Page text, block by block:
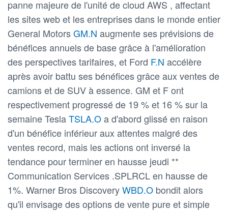
panne majeure de l'unité de cloud AWS , affectant
les sites web et les entreprises dans le monde entier
General MotorsGM.N augmente ses prévisions de
bénéfices annuels de base grâce à l'amélioration
des perspectives tarifaires, et Ford F.N accélère
après avoir battu ses bénéfices grâce aux ventes de
camions et de SUV à essence. GM et F ont
respectivement progressé de 19 % et 16 % sur la
semaine TeslaTSLA.Oa d'abord glissé en raison
d'un bénéfice inférieur aux attentes malgré des
ventes record, mais les actions ont inversé la
tendance pour terminer en hausse jeudi **
Communication Services .SPLRCL en hausse de
1%. Warner Bros DiscoveryWBD.O bondit alors
qu'il envisage des options de vente pure et simple